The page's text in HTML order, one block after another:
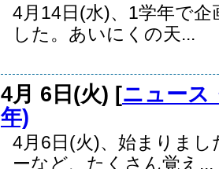
4月14日(水)、1学年で
した。あいにくの天...
4月 6日(火) [ニュース
年)
4月6日(火)、始まりま
ーなど、たくさん覚え...